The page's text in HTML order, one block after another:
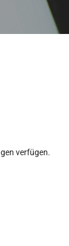
verfügen.